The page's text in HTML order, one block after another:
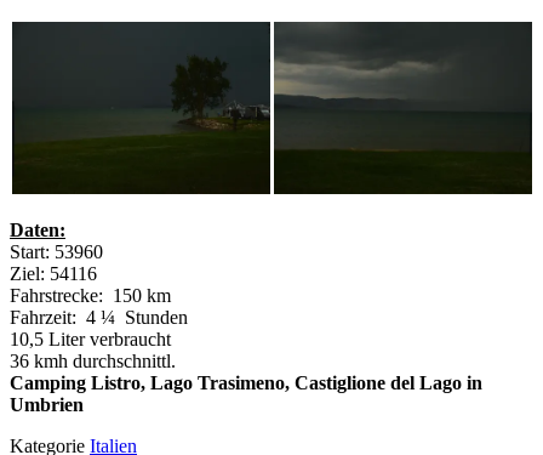
Daten:
Start: 53960
Ziel: 54116
Fahrstrecke: 150 km
Fahrzeit: 4 ¼ Stunden
10,5 Liter verbraucht
36 kmh durchschnittl.
Camping Listro, Lago Trasimeno, Castiglione del Lago in
Umbrien
Kategorie Italien